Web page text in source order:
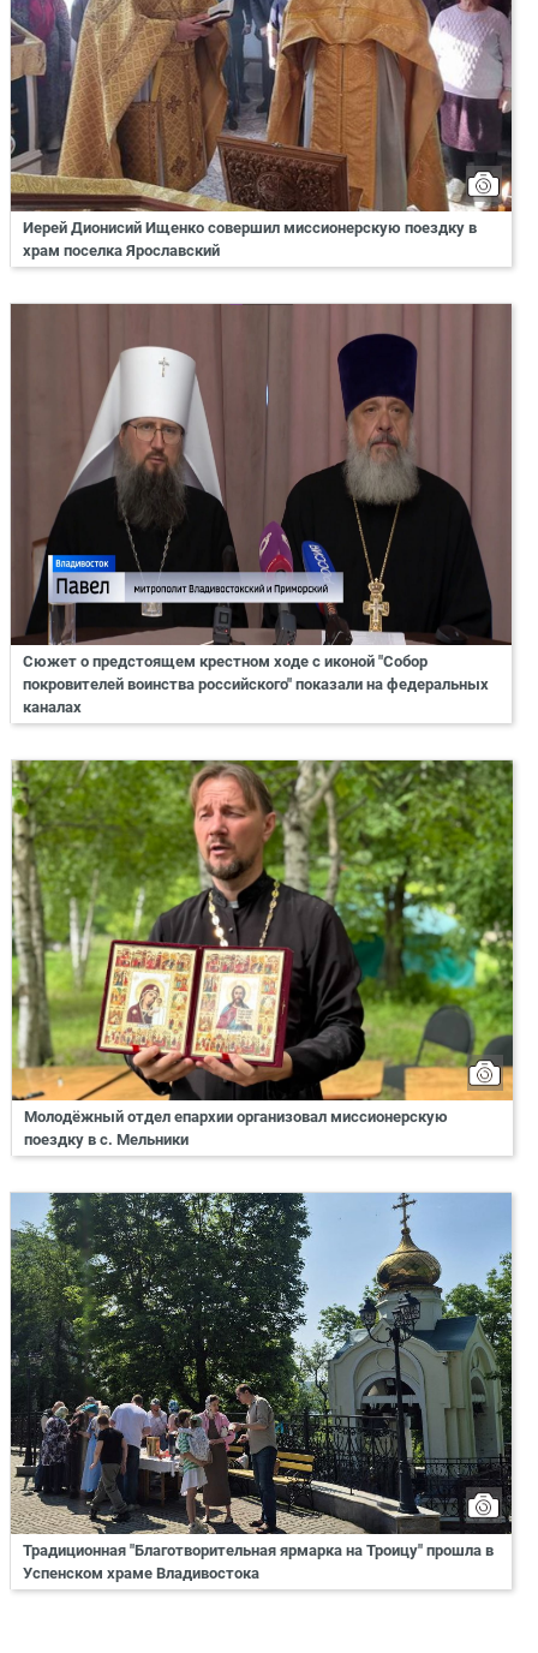
Иерей Дионисий Ищенко совершил миссионерскую поездку в
храм поселка Ярославский
Сюжет о предстоящем крестном ходе с иконой "Собор
покровителей воинства российского" показали на федеральных
каналах
Молодёжный отдел епархии организовал миссионерскую
поездку в с. Мельники
Традиционная "Благотворительная ярмарка на Троицу" прошла в
Успенском храме Владивостока